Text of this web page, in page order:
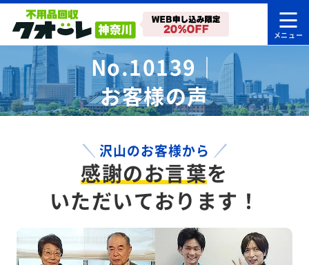
No.10139｜
お客様の声
沢山のお客様から
感謝のお言葉を
いただいております！